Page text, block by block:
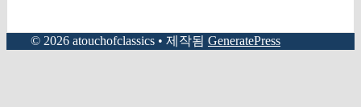
© 2026 atouchofclassics • 제작됨 GeneratePress